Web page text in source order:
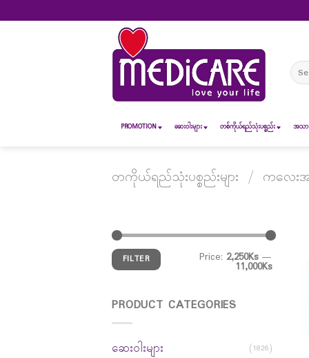
to
for:
PROMOTION ဆေး၀ါးများ တစ်ကိုယ်ရည်သုံးပစ္စည်း အသာ
တကိုယ်ရည်သုံးပစ္စည်းများ / ကလေးအ
FILTER Price: 2,250Ks—
11,000Ks
PRODUCT CATEGORIES
ဆေးဝါးများ (1826)